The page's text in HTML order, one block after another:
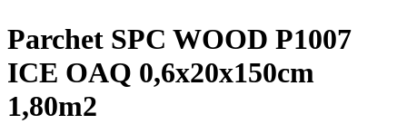
Parchet SPC WOOD P1007
ICE OAQ 0,6x20x150cm
1,80m2